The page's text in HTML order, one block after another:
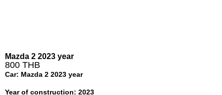
Mazda 2 2023 year
800 THB
Car: Mazda 2 2023 year
Year of construction: 2023